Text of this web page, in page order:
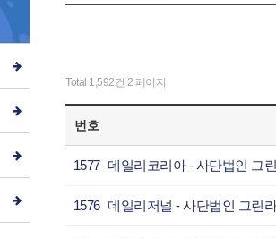
Total 1,592건 2 페이지
번호
1577
1576